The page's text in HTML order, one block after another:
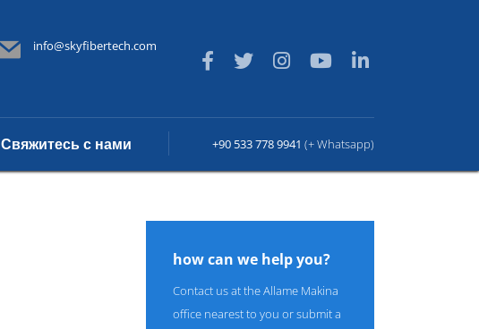
info@skyfibertech.com
Свяжитесь с нами +90 533 778 9941 (+ Whatsapp)
how can we help you?
Contact us at the Allame Makina
office nearest to you or submit a